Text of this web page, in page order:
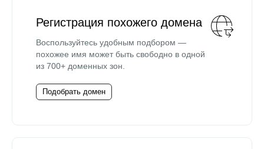
Регистрация похожего домена
Воспользуйтесь удобным подбором —
похожее имя может быть свободно в одной
из 700+ доменных зон.
Подобрать домен